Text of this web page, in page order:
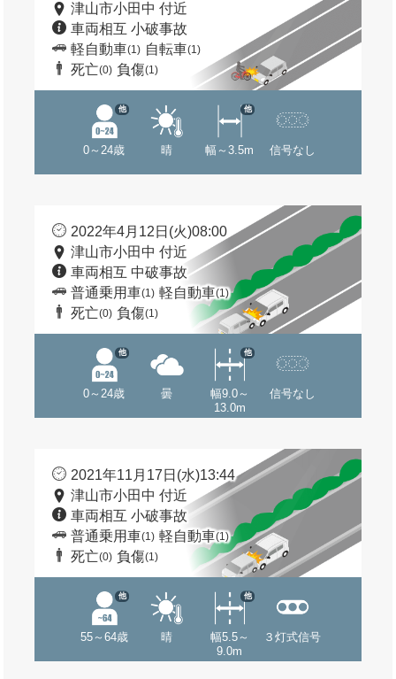
津山市小田中 付近
車両相互 小破事故
軽自動車(1) 自転車(1)
死亡(0) 負傷(1)
0～24歳
他
晴 幅～3.5m
他
信号なし
2022年4月12日(火)08:00
津山市小田中 付近
車両相互 中破事故
普通乗用車(1) 軽自動車(1)
死亡(0) 負傷(1)
0～24歳
他
曇
幅9.0～
13.0m
他
信号なし
2021年11月17日(水)13:44
津山市小田中 付近
車両相互 小破事故
普通乗用車(1) 軽自動車(1)
死亡(0) 負傷(1)
55～64歳
他
晴
幅5.5～
9.0m
他
３灯式信号